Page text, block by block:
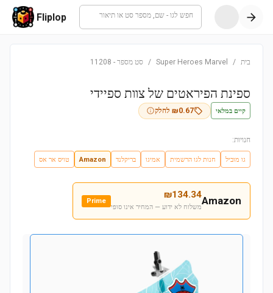
חפש לגו - שם, מספר סט או תיאור Fliplop
בית /
Super Heroes Marvel
/ סט מספר -
11208
ספינת הפיראטים של צוות ספיידי
קיים במלאי ₪0.67 לחלק
חנויות:
גו מוביל חנות לגו הרשמית אמיגו בריקלנד Amazon טויס אר אס
Amazon
₪134.34
משלוח לא ידוע — המחיר אינו סופי
Prime